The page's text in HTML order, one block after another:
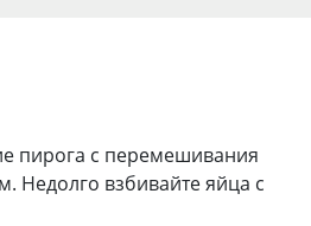
пирога с перемешивания
Недолго взбивайте яйца с